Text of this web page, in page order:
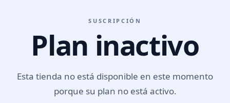
SUSCRIPCIÓN
Plan inactivo
Esta tienda no está disponible en este momento
porque su plan no está activo.